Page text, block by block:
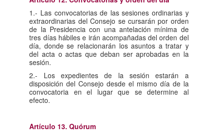
1.- Las convocatorias de las sesiones ordinarias y
extraordinarias del Consejo se cursarán por orden
de la Presidencia con una antelación mínima de
tres días hábiles e irán acompañadas del orden del
día, donde se relacionarán los asuntos a tratar y
del acta o actas que deban ser aprobadas en la
sesión.
2.- Los expedientes de la sesión estarán a
disposición del Consejo desde el mismo día de la
convocatoria en el lugar que se determine al
efecto.
Artículo 13. Quórum